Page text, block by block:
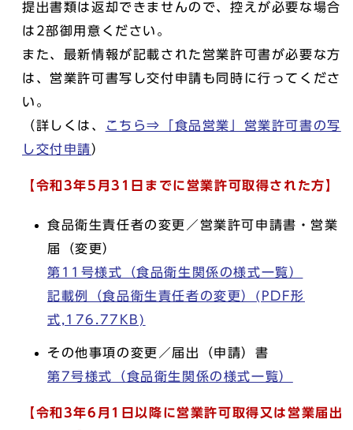
提出書類は返却できませんので、控えが必要な場合
は2部御用意ください。
また、最新情報が記載された営業許可書が必要な方
は、営業許可書写し交付申請も同時に行ってくださ
い。
（詳しくは、
こちら⇒「食品営業」営業許可書の写
し交付申請）
【令和3年5月31日までに営業許可取得された方】
食品衛生責任者の変更／営業許可申請書・営業
届（変更）
第11号様式（食品衛生関係の様式一覧）
記載例（食品衛生責任者の変更）(PDF形
式,176.77KB)
その他事項の変更／届出（申請）書
第7号様式（食品衛生関係の様式一覧）
【令和3年6月1日以降に営業許可取得又は営業届出